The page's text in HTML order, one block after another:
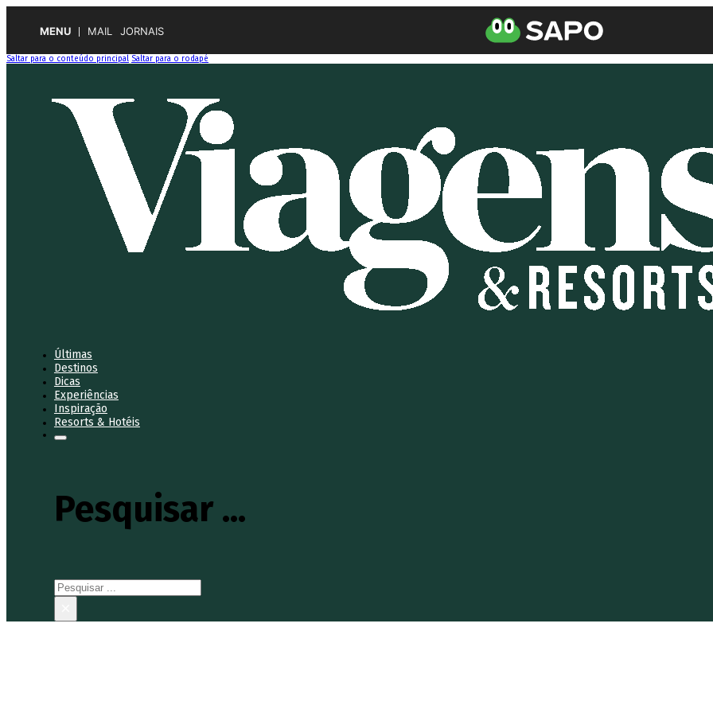
MENU MAIL JORNAIS
Saltar para o conteúdo principal Saltar para o rodapé
Últimas
Destinos
Dicas
Experiências
Inspiração
Resorts & Hotéis
Pesquisar ...
Pesquisar